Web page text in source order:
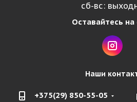
сб-вс:
Оставайтесь на
Наши
+375(29) 850-55-05